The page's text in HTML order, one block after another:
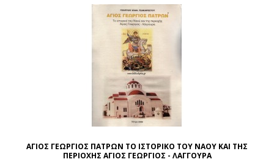
ΑΓΙΟΣ ΓΕΩΡΓΙΟΣ ΠΑΤΡΩΝ ΤΟ ΙΣΤΟΡΙΚΟ ΤΟΥ ΝΑΟΥ ΚΑΙ ΤΗΣ
ΠΕΡΙΟΧΗΣ ΑΓΙΟΣ ΓΕΩΡΓΙΟΣ - ΛΑΓΓΟΥΡΑ